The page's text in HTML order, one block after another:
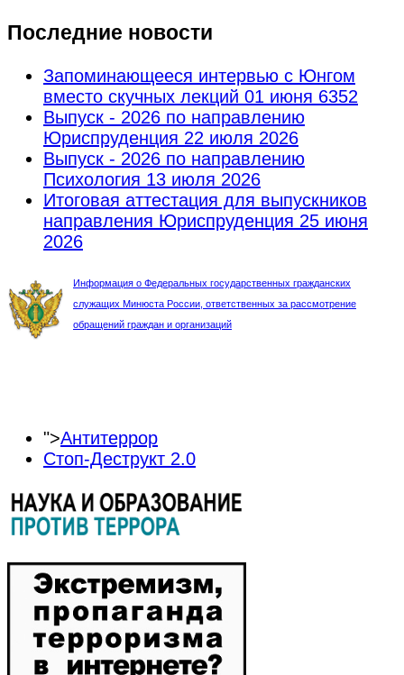
Последние новости
Запоминающееся интервью с Юнгом
вместо скучных лекций 01 июня 6352
Выпуск - 2026 по направлению
Юриспруденция 22 июля 2026
Выпуск - 2026 по направлению
Психология 13 июля 2026
Итоговая аттестация для выпускников
направления Юриспруденция 25 июня
2026
Информация о Федеральных государственных гражданских
служащих Минюста России, ответственных за рассмотрение
обращений граждан и организаций
">Антитеррор
Стоп-Деструкт 2.0